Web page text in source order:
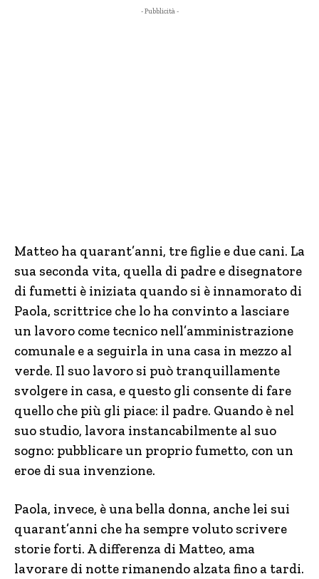
- Pubblicità -
Matteo ha quarant’anni, tre figlie e due cani. La
sua seconda vita, quella di padre e disegnatore
di fumetti è iniziata quando si è innamorato di
Paola, scrittrice che lo ha convinto a lasciare
un lavoro come tecnico nell’amministrazione
comunale e a seguirla in una casa in mezzo al
verde. Il suo lavoro si può tranquillamente
svolgere in casa, e questo gli consente di fare
quello che più gli piace: il padre. Quando è nel
suo studio, lavora instancabilmente al suo
sogno: pubblicare un proprio fumetto, con un
eroe di sua invenzione.
Paola, invece, è una bella donna, anche lei sui
quarant’anni che ha sempre voluto scrivere
storie forti. A differenza di Matteo, ama
lavorare di notte rimanendo alzata fino a tardi.